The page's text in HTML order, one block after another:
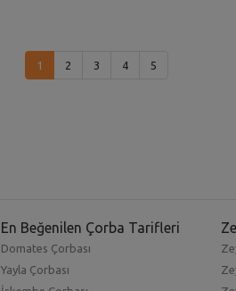
1 2 3 4 5
En Beğenilen Çorba Tarifleri
Domates Çorbası
Yayla Çorbası